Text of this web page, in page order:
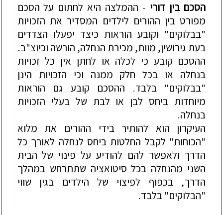
הסכם בין דורי - ההמלצה היא לחתום על הסכם
מפורט בין ההורים לילדים המסדיר את הזכויות
"בבלוקים" וקובע הוראות כיצד יפעלו הצדדים
בעת גירושין, מוות, מכירת הנחלה, הורשה וכיוצ"ב.
ההסכם קובע כי לכלה או לחתן אין כל זכויות
בנחלה או בכל חלק ממנה וכי הזכויות הינן
"בבלוקים" בלבד. ההסכם קובע גם הוראות
מיוחדות ביחס לבן או לבת של בעלי הזכויות
בנחלה.
העיקרון הוא להותיר בידי ההורים את מלוא
"הכוחות" לקבל החלטות ביחס לנחלה לאורך כל
הדרך ולאפשר להם להודיע על פינוי של הבית
השני מהנחלה בכל סיטואציה שתתרחש במהלך
הדרך, בכפוף לפיצוי של הילדים בגין שווי
"הבלוקים" בלבד.